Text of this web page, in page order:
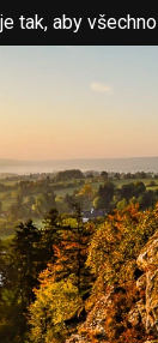
tak, aby